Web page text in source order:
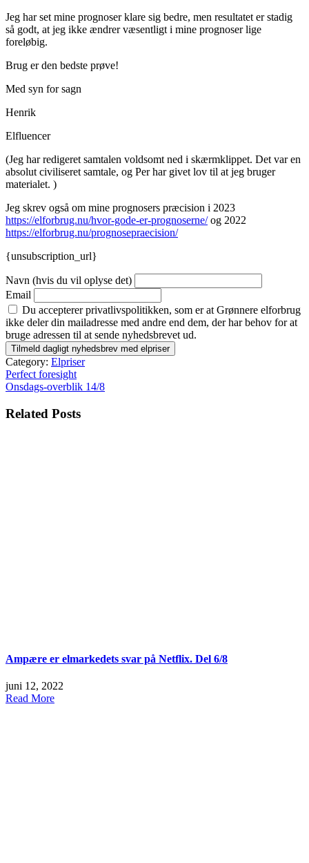
Jeg har set mine prognoser klare sig bedre, men resultatet er stadig
så godt, at jeg ikke ændrer væsentligt i mine prognoser lige
foreløbig.
Brug er den bedste prøve!
Med syn for sagn
Henrik
Elfluencer
(Jeg har redigeret samtalen voldsomt ned i skærmklippet. Det var en
absolut civiliseret samtale, og Per har givet lov til at jeg bruger
materialet. )
Jeg skrev også om mine prognosers præcision i 2023
https://elforbrug.nu/hvor-gode-er-prognoserne/og 2022
https://elforbrug.nu/prognosepraecision/
{unsubscription_url}
Navn (hvis du vil oplyse det)
Email
Du accepterer privatlivspolitikken, som er at Grønnere elforbrug
ikke deler din mailadresse med andre end dem, der har behov for at
bruge adressen til at sende nyhedsbrevet ud.
Category: Elpriser
Indlægsnavigation
Perfect foresight
Onsdags-overblik 14/8
Related Posts
Ampære er elmarkedets svar på Netflix. Del 6/8
juni 12, 2022
Read More